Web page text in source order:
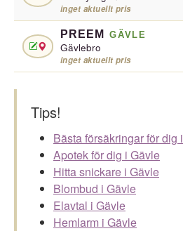
inget aktuellt pris
PREEM GÄVLE
Gävlebro
inget aktuellt pris
Tips!
Bästa försäkringar för dig
Apotek för dig i Gävle
Hitta snickare i Gävle
Blombud i Gävle
Elavtal i Gävle
Hemlarm i Gävle